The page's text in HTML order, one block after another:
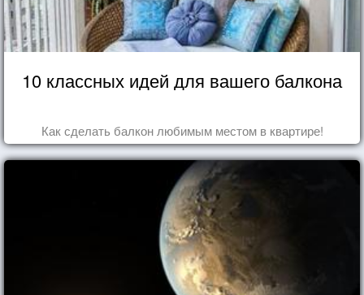
10 классных идей для вашего балкона
Как сделать балкон любимым местом в квартире!